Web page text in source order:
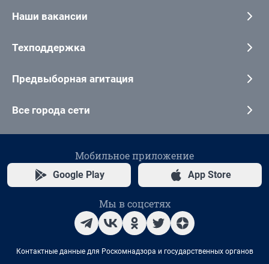
Наши вакансии
Техподдержка
Предвыборная агитация
Все города сети
Мобильное приложение
Google Play App Store
Мы в соцсетях
Контактные данные для Роскомнадзора и государственных органов